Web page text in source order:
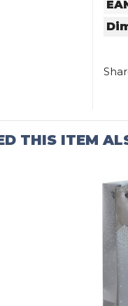
THIS ITEM